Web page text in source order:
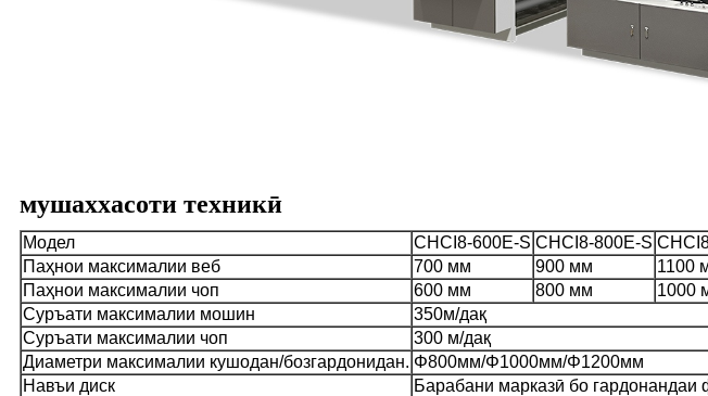
мушаххасоти техникӣ
Модел CHCI8-600E-S CHCI8-800E-S
Паҳнои максималии веб
700 мм 900 мм 1100
Паҳнои максималии чоп
600 мм 800 мм 1000
Суръати максималии мошин
350м/дақ
Суръати максималии чоп
300 м/дақ
Диаметри максималии кушодан/бозгардонидан. Φ800мм/Φ1000мм/Φ1200мм
Навъи диск
Барабани марказӣ бо гардонандаи